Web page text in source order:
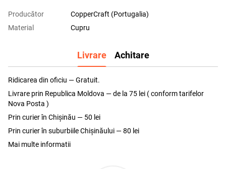
Producător
CopperCraft (Portugalia)
Material
Cupru
Livrare Achitare
Ridicarea din oficiu — Gratuit.
Livrare prin Republica Moldova — de la 75 lei ( conform tarifelor
Nova Posta )
Prin curier în Chișinău — 50 lei
Prin curier în suburbiile Chişinăului — 80 lei
Mai multe informatii